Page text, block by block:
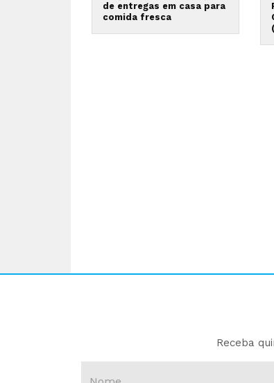
de entregas em casa para
comida fresca
Receba